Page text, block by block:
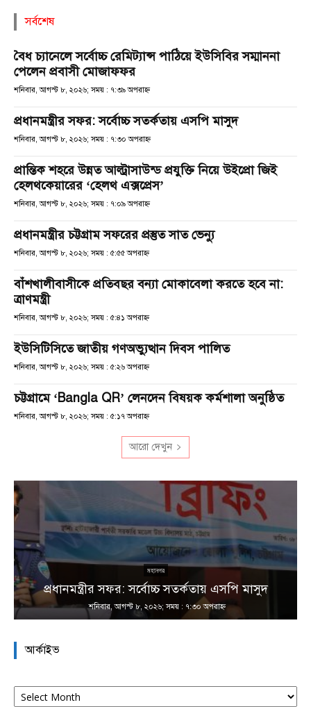
সর্বশেষ
বৈধ চ্যানেলে সর্বোচ্চ রেমিট্যান্স পাঠিয়ে ইউসিবির সম্মাননা
পেলেন প্রবাসী মোজাফফর
শনিবার, আগস্ট ৮, ২০২৬; সময় : ৭:৩৯ অপরাহ্ণ
প্রধানমন্ত্রীর সফর: সর্বোচ্চ সতর্কতায় এসপি মাসুদ
শনিবার, আগস্ট ৮, ২০২৬; সময় : ৭:৩০ অপরাহ্ণ
প্রান্তিক শহরে উন্নত আল্ট্রাসাউন্ড প্রযুক্তি নিয়ে উইপ্রো জিই
হেলথকেয়ারের ‘হেলথ এক্সপ্রেস’
শনিবার, আগস্ট ৮, ২০২৬; সময় : ৭:০৯ অপরাহ্ণ
প্রধানমন্ত্রীর চট্টগ্রাম সফরের প্রস্তুত সাত ভেন্যু
শনিবার, আগস্ট ৮, ২০২৬; সময় : ৫:৫৫ অপরাহ্ণ
বাঁশখালীবাসীকে প্রতিবছর বন্যা মোকাবেলা করতে হবে না:
ত্রাণমন্ত্রী
শনিবার, আগস্ট ৮, ২০২৬; সময় : ৫:৪১ অপরাহ্ণ
ইউসিটিসিতে জাতীয় গণঅভ্যুত্থান দিবস পালিত
শনিবার, আগস্ট ৮, ২০২৬; সময় : ৫:২৬ অপরাহ্ণ
চট্টগ্রামে ‘Bangla QR’ লেনদেন বিষয়ক কর্মশালা অনুষ্ঠিত
শনিবার, আগস্ট ৮, ২০২৬; সময় : ৫:১৭ অপরাহ্ণ
আরো দেখুন
মহানগর
প্রধানমন্ত্রীর সফর: সর্বোচ্চ সতর্কতায় এসপি মাসুদ
শনিবার, আগস্ট ৮, ২০২৬; সময় : ৭:৩০ অপরাহ্ণ
আর্কাইভ
আর্কাইভ